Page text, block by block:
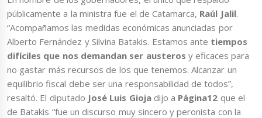
públicamente a la ministra fue el de Catamarca, Raúl Jalil.
“Acompañamos las medidas económicas anunciadas por
Alberto Fernández y Silvina Batakis. Estamos ante tiempos
difíciles que nos demandan ser austeros y eficaces para
no gastar más recursos de los que tenemos. Alcanzar un
equilibrio fiscal debe ser una responsabilidad de todos”,
resaltó. El diputado José Luis Giojadijo a Página12 que el
de Batakis “fue un discurso muy sincero y peronista con la